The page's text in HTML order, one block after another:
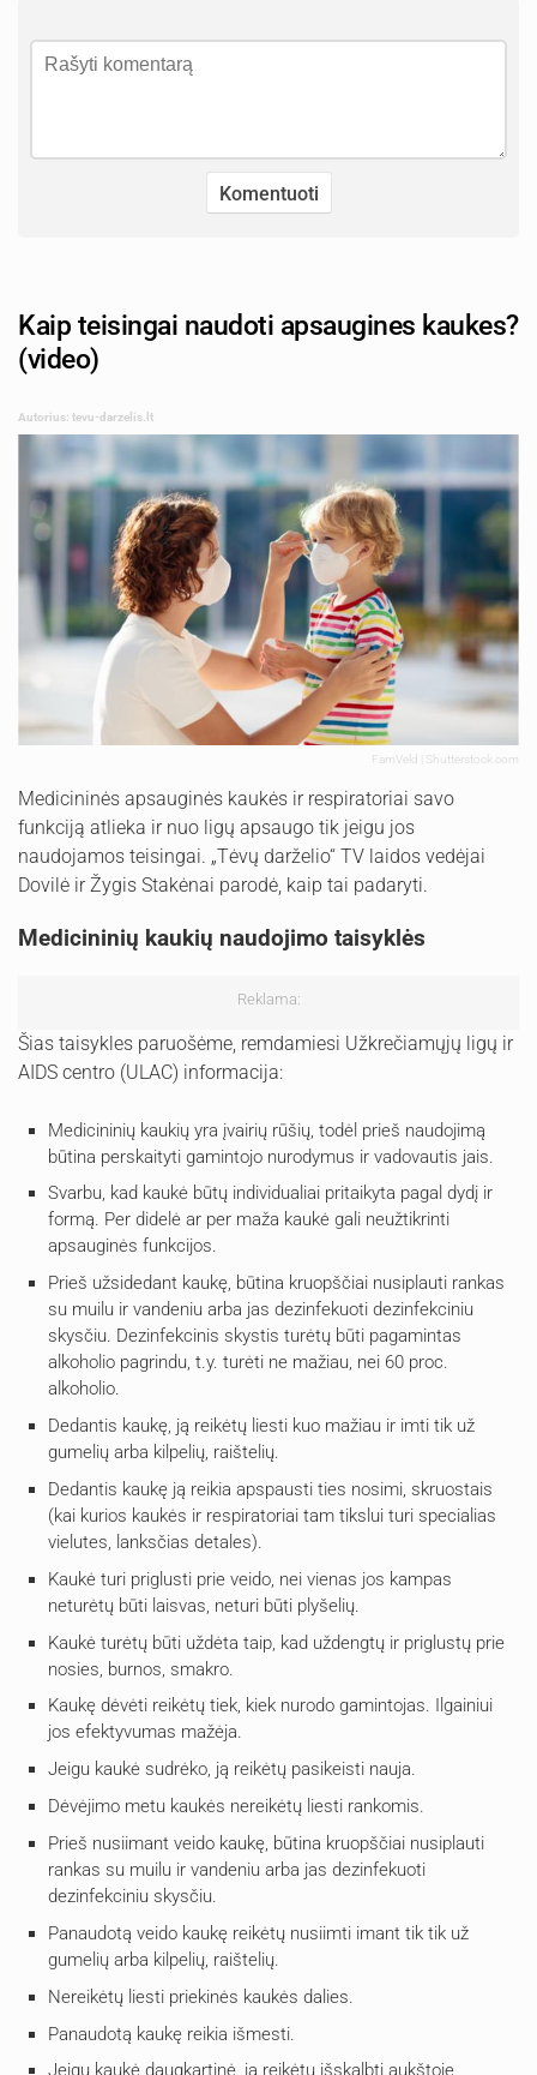
Kaip teisingai naudoti apsaugines kaukes?
(video)
Autorius: tevu-darzelis.lt
FamVeld | Shutterstock.com
Medicininės apsauginės kaukės ir respiratoriai savo
funkciją atlieka ir nuo ligų apsaugo tik jeigu jos
naudojamos teisingai. „Tėvų darželio“ TV laidos vedėjai
Dovilė ir Žygis Stakėnai parodė, kaip tai padaryti.
Medicininių kaukių naudojimo taisyklės
Reklama:
Šias taisykles paruošėme, remdamiesi Užkrečiamųjų ligų ir
AIDS centro (ULAC) informacija:
Medicininių kaukių yra įvairių rūšių, todėl prieš naudojimą
būtina perskaityti gamintojo nurodymus ir vadovautis jais.
Svarbu, kad kaukė būtų individualiai pritaikyta pagal dydį ir
formą. Per didelė ar per maža kaukė gali neužtikrinti
apsauginės funkcijos.
Prieš užsidedant kaukę, būtina kruopščiai nusiplauti rankas
su muilu ir vandeniu arba jas dezinfekuoti dezinfekciniu
skysčiu. Dezinfekcinis skystis turėtų būti pagamintas
alkoholio pagrindu, t.y. turėti ne mažiau, nei 60 proc.
alkoholio.
Dedantis kaukę, ją reikėtų liesti kuo mažiau ir imti tik už
gumelių arba kilpelių, raištelių.
Dedantis kaukę ją reikia apspausti ties nosimi, skruostais
(kai kurios kaukės ir respiratoriai tam tikslui turi specialias
vielutes, lanksčias detales).
Kaukė turi priglusti prie veido, nei vienas jos kampas
neturėtų būti laisvas, neturi būti plyšelių.
Kaukė turėtų būti uždėta taip, kad uždengtų ir priglustų prie
nosies, burnos, smakro.
Kaukę dėvėti reikėtų tiek, kiek nurodo gamintojas. Ilgainiui
jos efektyvumas mažėja.
Jeigu kaukė sudrėko, ją reikėtų pasikeisti nauja.
Dėvėjimo metu kaukės nereikėtų liesti rankomis.
Prieš nusiimant veido kaukę, būtina kruopščiai nusiplauti
rankas su muilu ir vandeniu arba jas dezinfekuoti
dezinfekciniu skysčiu.
Panaudotą veido kaukę reikėtų nusiimti imant tik tik už
gumelių arba kilpelių, raištelių.
Nereikėtų liesti priekinės kaukės dalies.
Panaudotą kaukę reikia išmesti.
Jeigu kaukė daugkartinė, ją reikėtų išskalbti aukštoje